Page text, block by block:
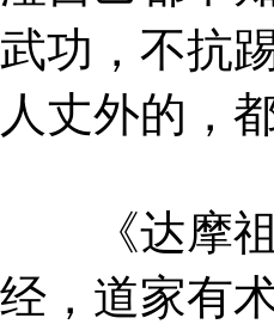
武功，不抗
人丈外的，
《达摩祖
经，道家有